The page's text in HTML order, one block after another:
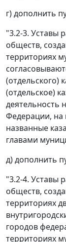
г) дополнить
"3.2-3. Уставы
обществ,
территориях
(отдельского)
(отдельское)
деятельность
Федерации, на
названные
главами
д) дополнить
"3.2-4. Уставы
обществ,
территориях
городов
территориях